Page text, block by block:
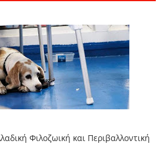
Φιλοζωική και Περιβαλλοντική